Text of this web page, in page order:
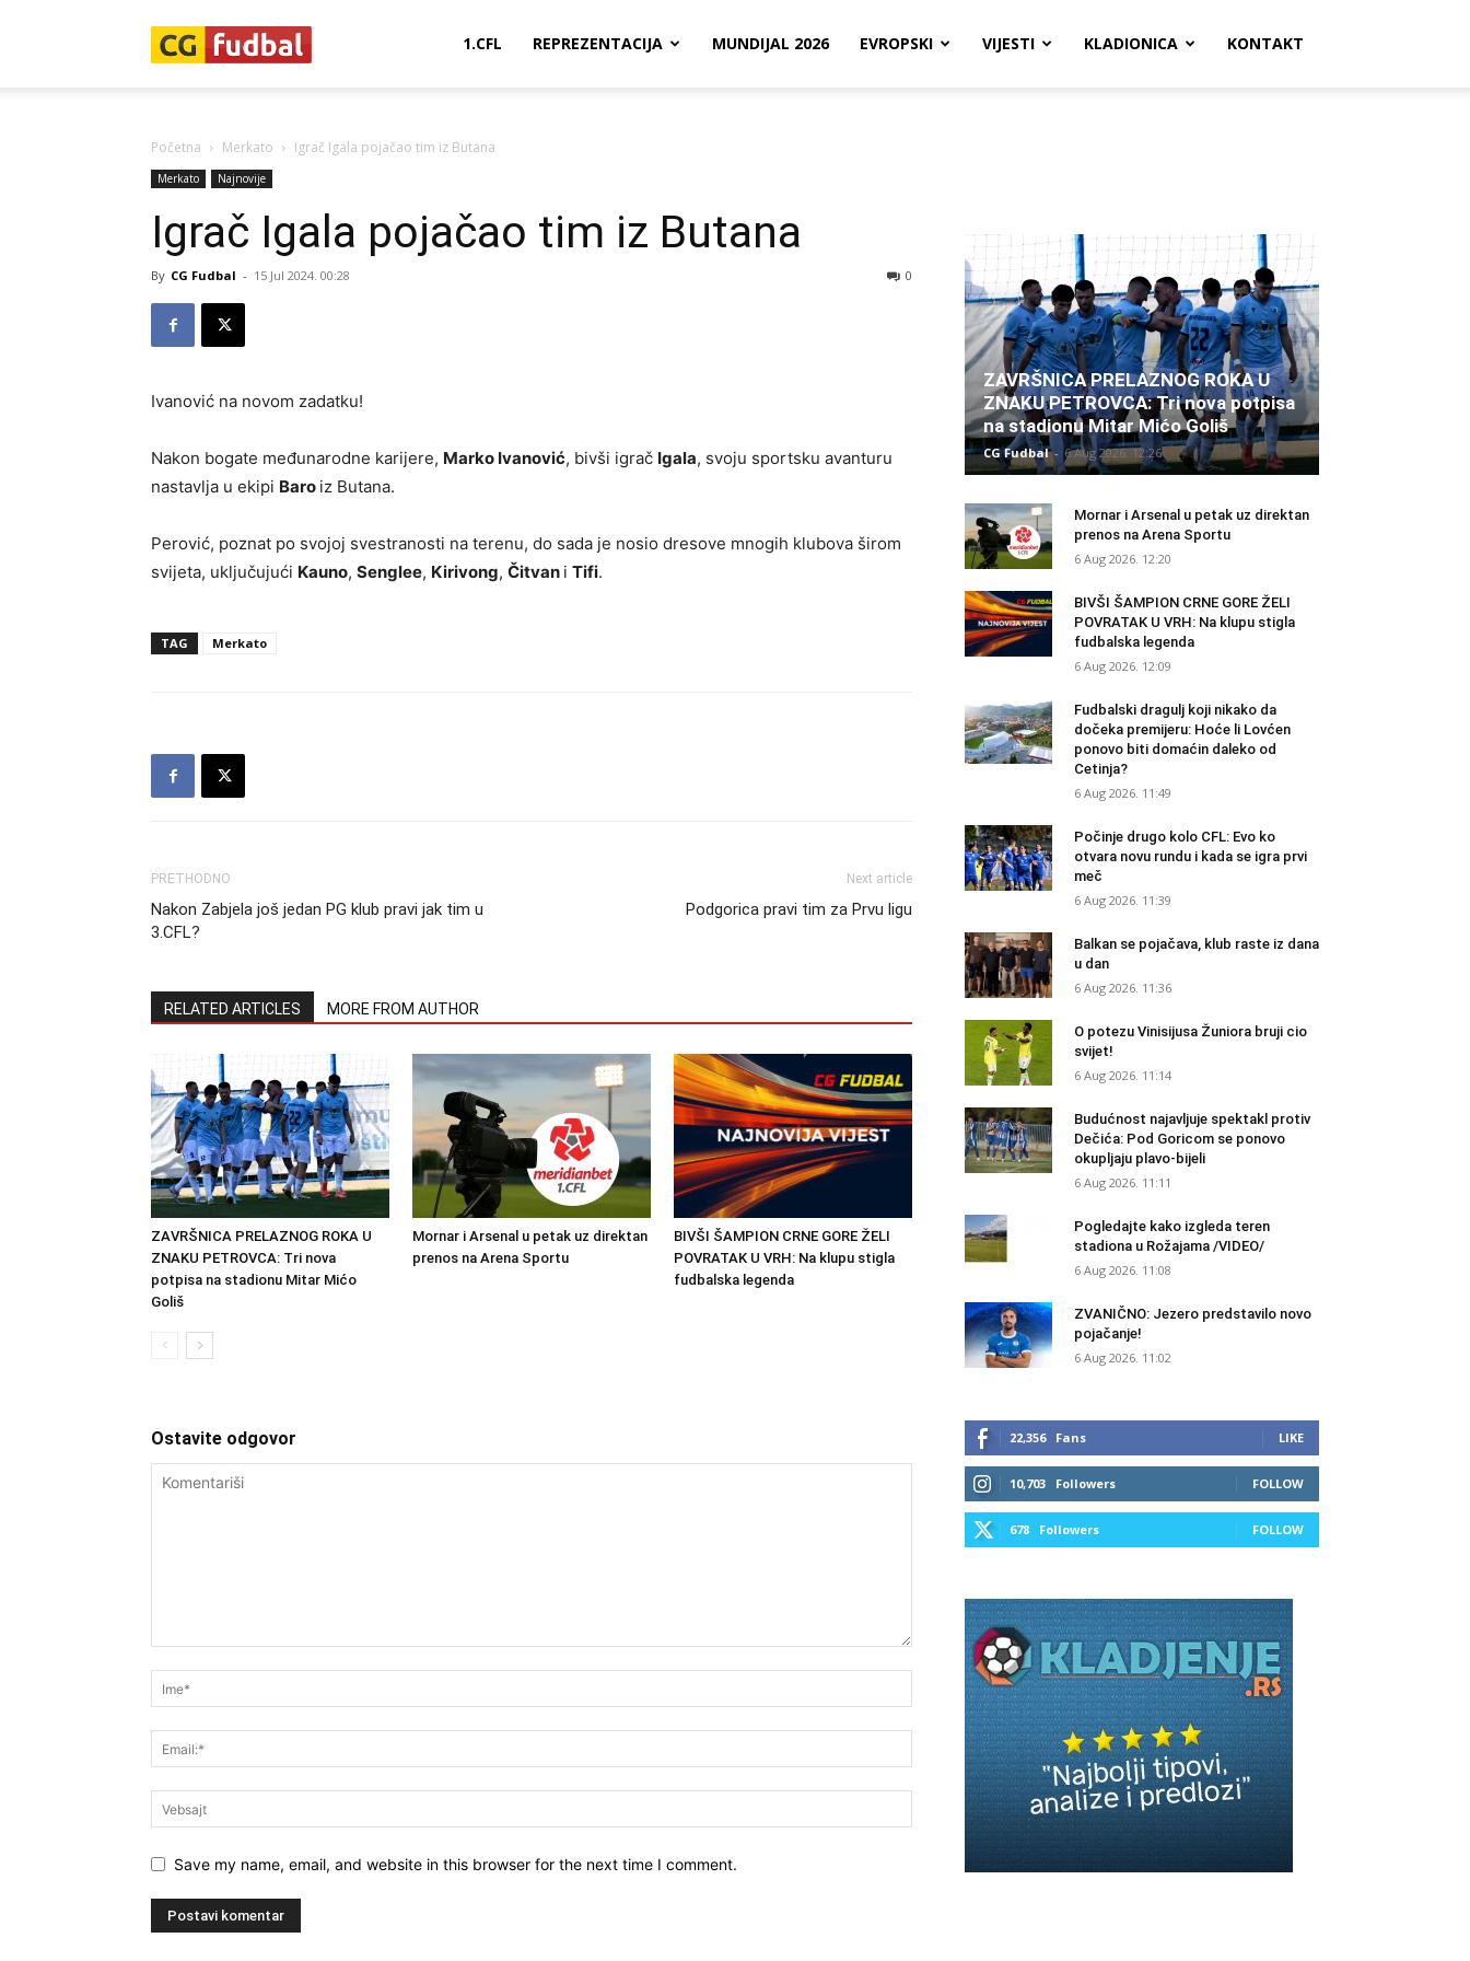
1.CFL REPREZENTACIJA MUNDIJAL 2026 EVROPSKI VIJESTI KLADIONICA KONTAKT
Početna Merkato Igrač Igala pojačao tim iz Butana
Merkato Najnovije
Igrač Igala pojačao tim iz Butana
By CG Fudbal - 15 Jul 2024. 00:28 0
Ivanović na novom zadatku!
Nakon bogate međunarodne karijere, Marko Ivanović, bivši igrač Igala, svoju sportsku avanturu
nastavlja u ekipi Baro iz Butana.
Perović, poznat po svojoj svestranosti na terenu, do sada je nosio dresove mnogih klubova širom
svijeta, uključujući Kauno, Senglee, Kirivong, Čitvan i Tifi.
TAG Merkato
PRETHODNO
Nakon Zabjela još jedan PG klub pravi jak tim u
3.CFL?
Next article
Podgorica pravi tim za Prvu ligu
RELATED ARTICLES MORE FROM AUTHOR
ZAVRŠNICA PRELAZNOG ROKA U
ZNAKU PETROVCA: Tri nova
potpisa na stadionu Mitar Mićo
Goliš
Mornar i Arsenal u petak uz direktan
prenos na Arena Sportu
BIVŠI ŠAMPION CRNE GORE ŽELI
POVRATAK U VRH: Na klupu stigla
fudbalska legenda
Ostavite odgovor
Save my name, email, and website in this browser for the next time I comment.
ZAVRŠNICA PRELAZNOG ROKA U
ZNAKU PETROVCA: Tri nova potpisa
na stadionu Mitar Mićo Goliš
CG Fudbal - 6 Aug 2026. 12:26
Mornar i Arsenal u petak uz direktan
prenos na Arena Sportu
6 Aug 2026. 12:20
BIVŠI ŠAMPION CRNE GORE ŽELI
POVRATAK U VRH: Na klupu stigla
fudbalska legenda
6 Aug 2026. 12:09
Fudbalski dragulj koji nikako da
dočeka premijeru: Hoće li Lovćen
ponovo biti domaćin daleko od
Cetinja?
6 Aug 2026. 11:49
Počinje drugo kolo CFL: Evo ko
otvara novu rundu i kada se igra prvi
meč
6 Aug 2026. 11:39
Balkan se pojačava, klub raste iz dana
u dan
6 Aug 2026. 11:36
O potezu Vinisijusa Žuniora bruji cio
svijet!
6 Aug 2026. 11:14
Budućnost najavljuje spektakl protiv
Dečića: Pod Goricom se ponovo
okupljaju plavo-bijeli
6 Aug 2026. 11:11
Pogledajte kako izgleda teren
stadiona u Rožajama /VIDEO/
6 Aug 2026. 11:08
ZVANIČNO: Jezero predstavilo novo
pojačanje!
6 Aug 2026. 11:02
22,356 Fans LIKE
10,703 Followers FOLLOW
678 Followers FOLLOW